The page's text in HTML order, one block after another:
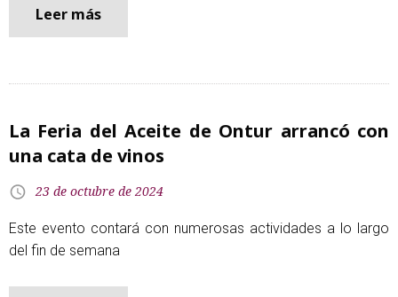
Leer más
La Feria del Aceite de Ontur arrancó con
una cata de vinos
23 de octubre de 2024
Este evento contará con numerosas actividades a lo largo
del fin de semana